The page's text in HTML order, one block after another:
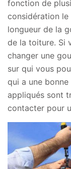
fonction de
considération le
longueur de la
de la toiture. Si
changer une
sur qui vous
qui a une
appliqués sont
contacter pour